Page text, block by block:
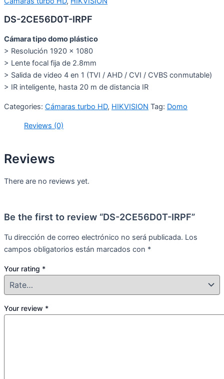
DS-2CE56D0T-IRPF
Cámara tipo domo plástico
> Resolución 1920 × 1080
> Lente focal fija de 2.8mm
> Salida de video 4 en 1 (TVI / AHD / CVI / CVBS conmutable)
> IR inteligente, hasta 20 m de distancia IR
Categories: Cámaras turbo HD, HIKVISION Tag: Domo
Reviews (0)
Reviews
There are no reviews yet.
Be the first to review “DS-2CE56D0T-IRPF”
Tu dirección de correo electrónico no será publicada. Los
campos obligatorios están marcados con *
Your rating *
Your review *